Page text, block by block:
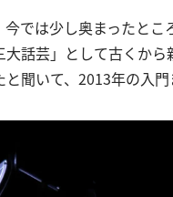
今では少し奥まったと
話芸」として古くか
聞いて、2013年の入門